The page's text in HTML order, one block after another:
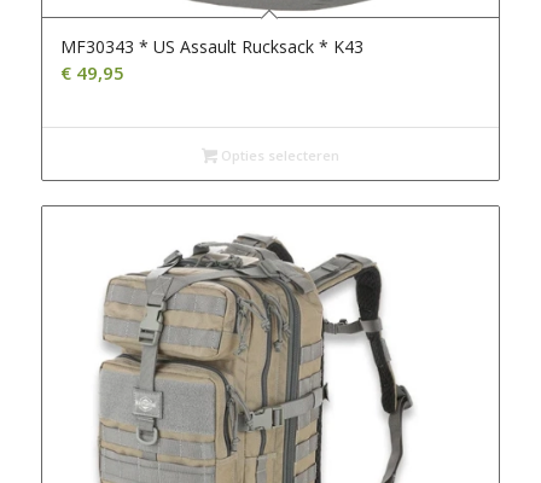
MF30343 * US Assault Rucksack * K43
€49,95
Opties selecteren